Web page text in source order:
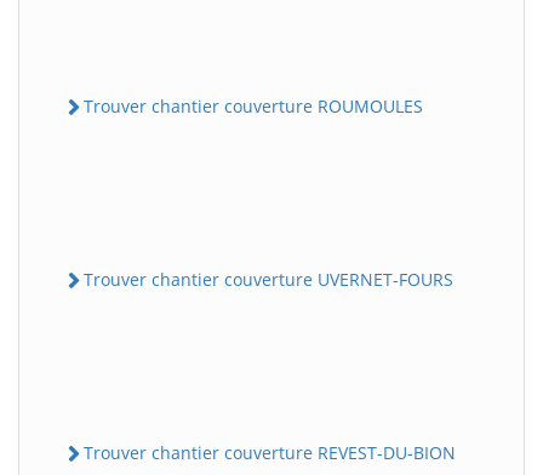
Trouver chantier couverture ROUMOULES
Trouver chantier couverture UVERNET-FOURS
Trouver chantier couverture REVEST-DU-BION